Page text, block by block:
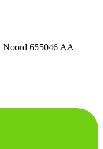
Noord 655046 AA